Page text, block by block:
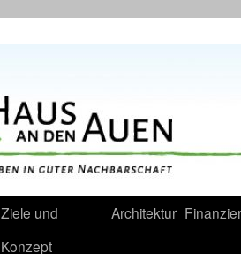
Ziele und
Konzept
Architektur